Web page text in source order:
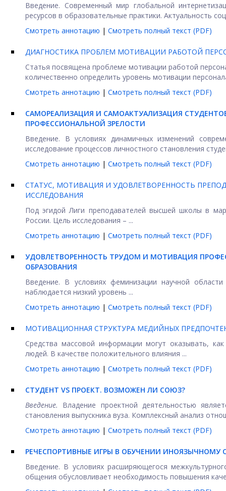
Введение. Современный мир глобальной
ресурсов в образовательные практики. Актуальность
Смотреть аннотацию | Смотреть полный текст (PDF)
ДИАГНОСТИКА ПРОБЛЕМ МОТИВАЦИИ РАБОТОЙ
Статья посвящена проблеме мотивации работой
количественно определить уровень мотивации
Смотреть аннотацию | Смотреть полный текст (PDF)
САМОРЕАЛИЗАЦИЯ И САМОАКТУАЛИЗАЦИЯ
ПРОФЕССИОНАЛЬНОЙ ЗРЕЛОСТИ
Введение. В условиях динамичных изменений
исследование процессов личностного становления
Смотреть аннотацию | Смотреть полный текст (PDF)
СТАТУС, МОТИВАЦИЯ И УДОВЛЕТВОРЕННОСТЬ
ИССЛЕДОВАНИЯ
Под эгидой Лиги преподавателей высшей школы в
России. Цель исследования – ...
Смотреть аннотацию | Смотреть полный текст (PDF)
УДОВЛЕТВОРЕННОСТЬ ТРУДОМ И МОТИВАЦИЯ
ОБРАЗОВАНИЯ
Введение. В условиях феминизации научной
наблюдается низкий уровень ...
Смотреть аннотацию | Смотреть полный текст (PDF)
МОТИВАЦИОННАЯ СТРУКТУРА МЕДИЙНЫХ
Средства массовой информации могут оказывать,
людей. В качестве положительного влияния ...
Смотреть аннотацию | Смотреть полный текст (PDF)
СТУДЕНТ VS ПРОЕКТ. ВОЗМОЖЕН ЛИ СОЮЗ?
Введение.
Владение проектной деятельностью
становления выпускника вуза. Комплексный анализ
Смотреть аннотацию | Смотреть полный текст (PDF)
РЕЧЕСПОРТИВНЫЕ ИГРЫ В ОБУЧЕНИИ
Введение. В условиях расширяющегося
общения обусловливает необходимость повышения